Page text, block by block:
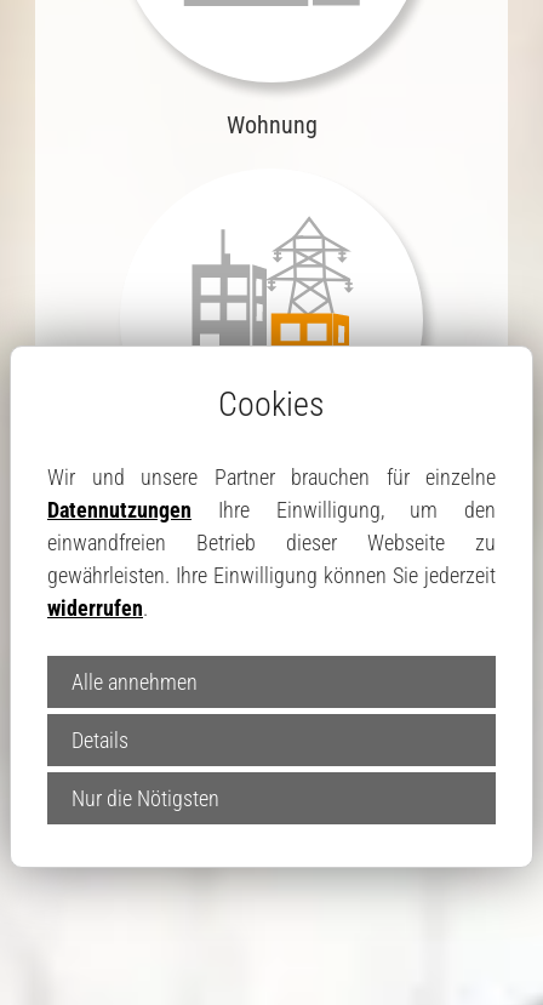
Wohnung
Gewerbe
Dieses Immobilien-Wertermittlungs-
Tool wird bereitgestellt von
Cookies
Wir und unsere Partner brauchen für einzelne
Datennutzungen Ihre Einwilligung, um den
einwandfreien Betrieb dieser Webseite zu
gewährleisten. Ihre Einwilligung können Sie jederzeit
widerrufen.
Alle annehmen
Details
Nur die Nötigsten